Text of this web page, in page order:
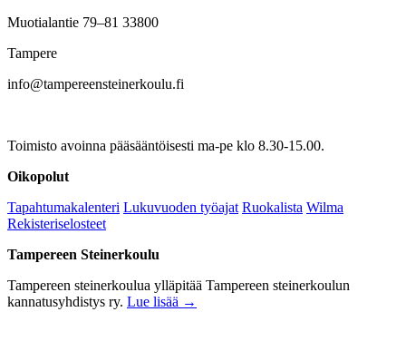
Muotialantie 79–81 33800
Tampere
info@tampereensteinerkoulu.fi
Toimisto avoinna pääsääntöisesti ma-pe klo 8.30-15.00.
Oikopolut
Tapahtumakalenteri Lukuvuoden työajat Ruokalista Wilma
Rekisteriselosteet
Tampereen Steinerkoulu
Tampereen steinerkoulua ylläpitää Tampereen steinerkoulun
kannatusyhdistys ry. Lue lisää →